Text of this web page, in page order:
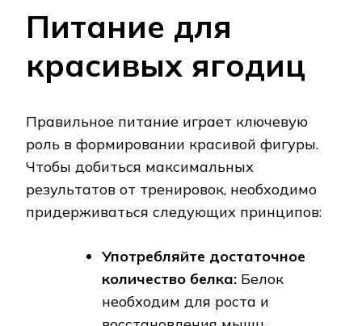
Питание для
красивых ягодиц
Правильное питание играет ключевую
роль в формировании красивой фигуры.
Чтобы добиться максимальных
результатов от тренировок, необходимо
придерживаться следующих принципов:
Употребляйте достаточное
количество белка: Белок
необходим для роста и